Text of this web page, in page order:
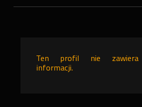
Ten profil nie zawiera
informacji.